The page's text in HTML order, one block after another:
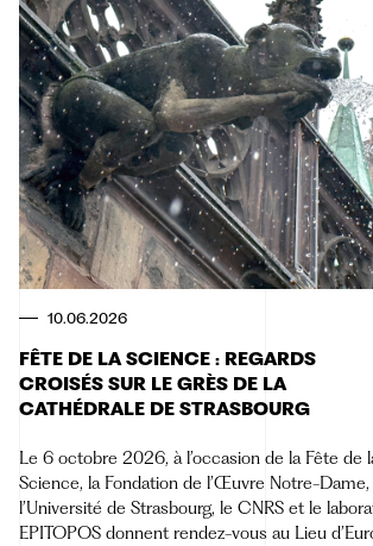
10.06.2026
FÊTE DE LA SCIENCE : REGARDS
CROISÉS SUR LE GRÈS DE LA
CATHÉDRALE DE STRASBOURG
Le 6 octobre 2026, à l’occasion de la Fête de
Science, la Fondation de l’Œuvre Notre-Dame,
l’Université de Strasbourg, le CNRS et le
EPITOPOS donnent rendez-vous au Lieu